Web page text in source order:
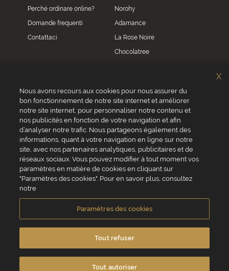
Perché ordinare online?
Domande frequenti
Contattaci
Norohy
Adamance
La Rose Noire
Chocolatree
Servizio clienti
0039 02 82 94 01 46
Da lunedì a venerdì dalle 8.30 alle 17.30
VALRHONA SAS - 12 Avenue PRESIDENT ROOSEVELT 26600 TAIN
Condizioni generali di vendita Informativa Cookies
Informativa sulla privacy Informazioni legali
Nous avons recours aux cookies pour nous assurer du
bon fonctionnement de notre site internet et améliorer
notre site internet, pour personnaliser notre contenu et
nos publicités en fonction de votre navigation et afin
d’analyser notre trafic. Nous partageons également des
informations, quant à votre navigation en ligne sur notre
site, avec nos partenaires analytiques, publicitaires et de
réseaux sociaux. Vous pouvez modifier à tout moment vos
paramètres en matière de cookies en cliquant sur
"Paramètres des cookies". Pour en savoir plus, consultez
notre
Paramètres des cookies
Tout refuser
Tout autoriser
X